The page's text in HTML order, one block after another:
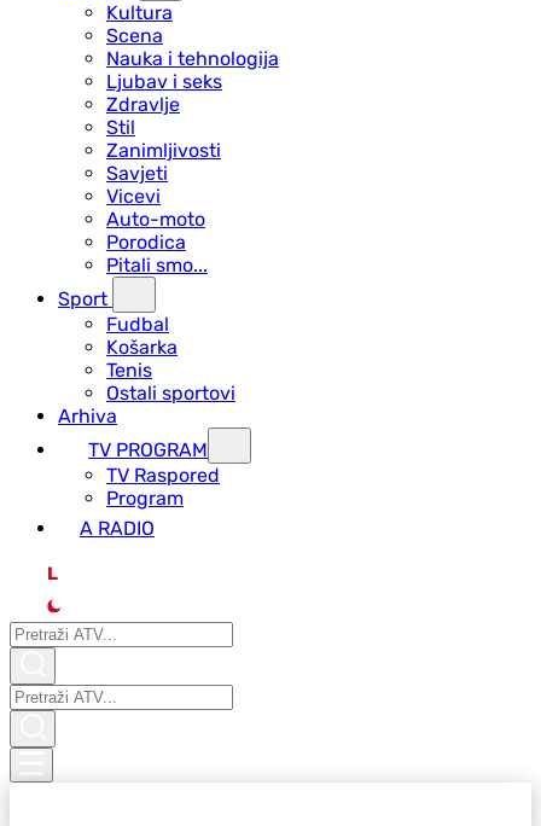
Kultura
Scena
Nauka i tehnologija
Ljubav i seks
Zdravlje
Stil
Zanimljivosti
Savjeti
Vicevi
Auto-moto
Porodica
Pitali smo...
Sport
Fudbal
Košarka
Tenis
Ostali sportovi
Arhiva
TV PROGRAM
ТV Raspored
Program
A RADIO
L